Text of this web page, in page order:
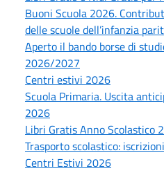
Buoni Scuola 2026.
delle scuole dell’infanzia
Aperto il bando borse di
2026/2027
Centri estivi 2026
Scuola Primaria. Uscita
2026
Libri Gratis Anno Scolastico
Trasporto scolastico:
Centri Estivi 2026